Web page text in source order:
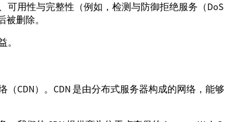
用性与完整性（例如，检测与防御拒绝服务（
删除。
CDN）。CDN 是由分布式服务器构成的网络，能